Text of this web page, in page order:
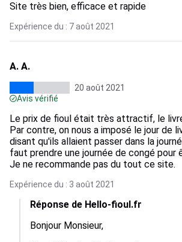
Site très bien, efficace et rapide
Expérience du : 7 août 2021
A. A.
20 août 2021
Avis vérifié
Le prix de fioul était très attractif, le
Par contre, on nous a imposé le jour de
disant qu'ils allaient passer dans la
faut prendre une journée de congé pour
Je ne recommande pas du tout ce site.
Expérience du : 3 août 2021
Réponse de Hello-fioul.fr
Bonjour Monsieur,